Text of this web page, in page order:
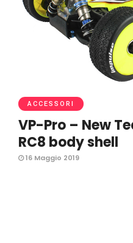
ACCESSORI
VP-Pro – New
RC8 body shell
16 Maggio 2019